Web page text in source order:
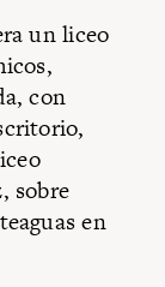
un liceo
con
sobre
en